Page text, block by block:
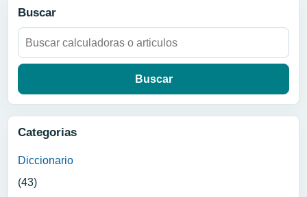
Buscar
Buscar:
Categorias
Diccionario
(43)